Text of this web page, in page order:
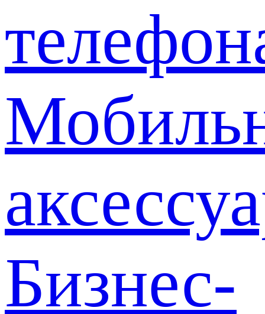
Бизнес-